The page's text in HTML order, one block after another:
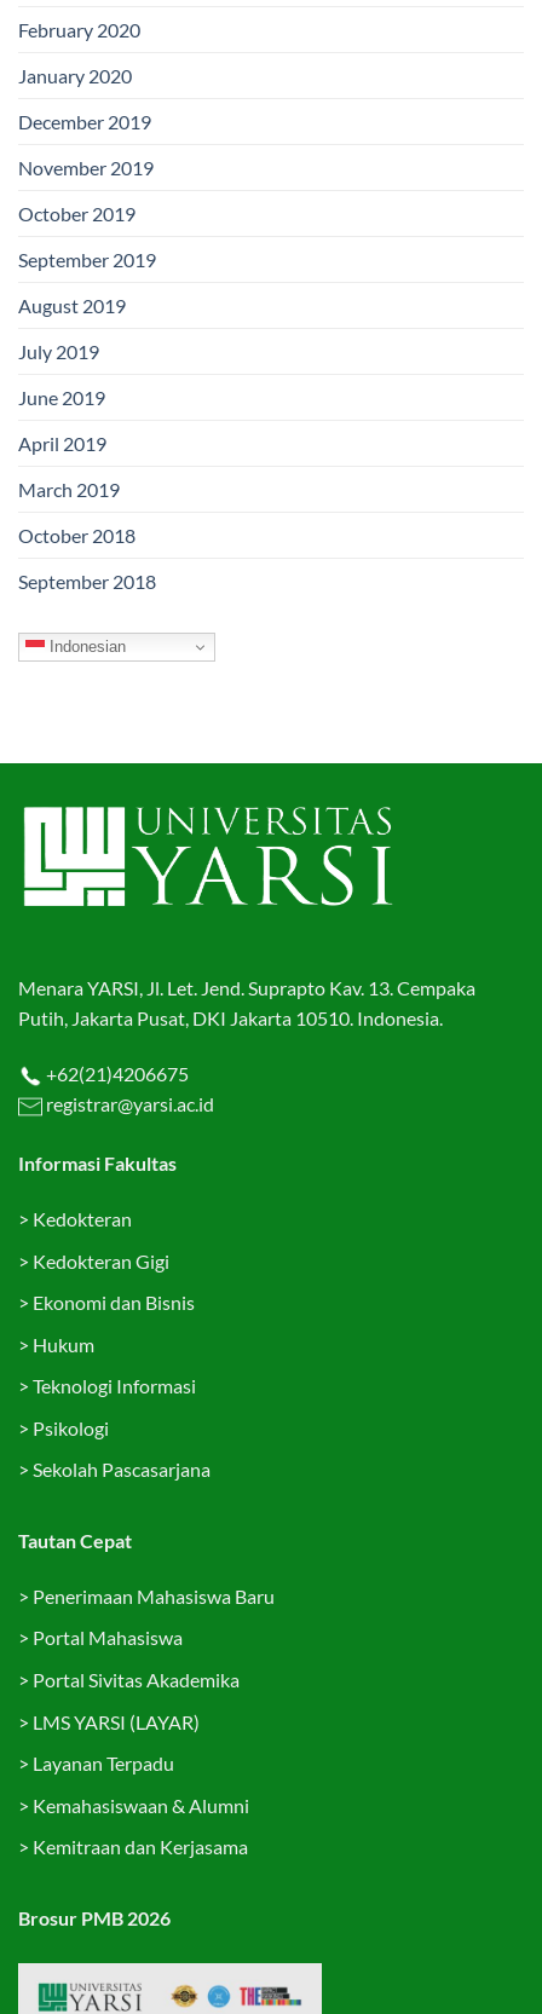
February 2020
January 2020
December 2019
November 2019
October 2019
September 2019
August 2019
July 2019
June 2019
April 2019
March 2019
October 2018
September 2018
Indonesian
Menara YARSI, Jl. Let. Jend. Suprapto Kav. 13. Cempaka
Putih, Jakarta Pusat, DKI Jakarta 10510. Indonesia.
+62(21)4206675
registrar@yarsi.ac.id
Informasi Fakultas
> Kedokteran
> Kedokteran Gigi
> Ekonomi dan Bisnis
> Hukum
> Teknologi Informasi
> Psikologi
> Sekolah Pascasarjana
Tautan Cepat
> Penerimaan Mahasiswa Baru
> Portal Mahasiswa
> Portal Sivitas Akademika
> LMS YARSI (LAYAR)
> Layanan Terpadu
> Kemahasiswaan & Alumni
> Kemitraan dan Kerjasama
Brosur PMB 2026